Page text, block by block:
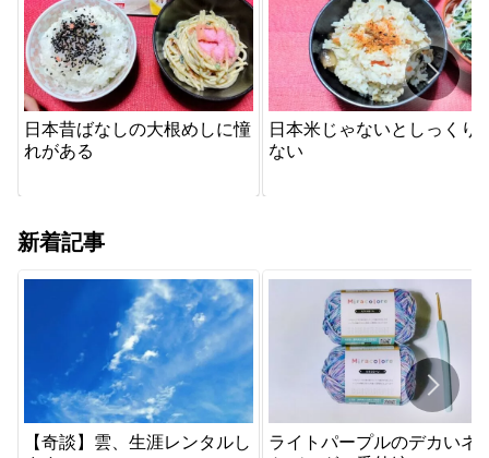
日本昔ばなしの大根めしに憧
れがある
日本米じゃないとしっくり
ない
新着記事
【奇談】雲、生涯レンタルし
ライトパープルのデカいネ